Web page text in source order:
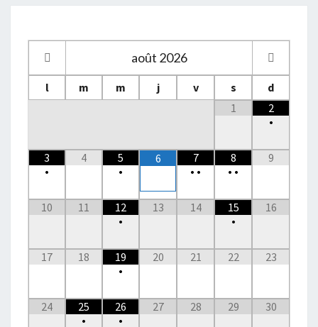
août 2026
l m m j v s
d
1
2
•
3
•
4
5
•
6
7
• •
8
• •
9
10 11
12
•
13 14
15
•
16
17 18
19
•
20 21 22 23
24
25
•
26
•
27 28 29 30